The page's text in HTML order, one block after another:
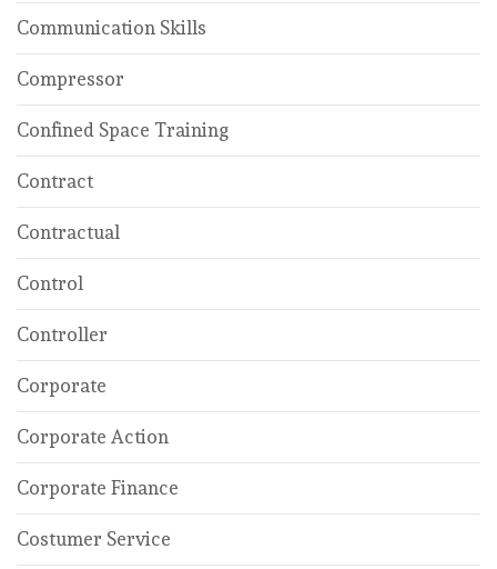
Communication Skills
Compressor
Confined Space Training
Contract
Contractual
Control
Controller
Corporate
Corporate Action
Corporate Finance
Costumer Service